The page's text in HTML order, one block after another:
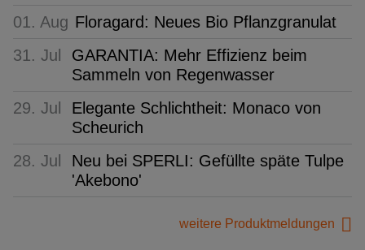
01. Aug Floragard: Neues Bio Pflanzgranulat
31. Jul
GARANTIA: Mehr Effizienz beim
Sammeln von Regenwasser
29. Jul
Elegante Schlichtheit: Monaco von
Scheurich
28. Jul
Neu bei SPERLI: Gefüllte späte Tulpe
'Akebono'
weitere Produktmeldungen